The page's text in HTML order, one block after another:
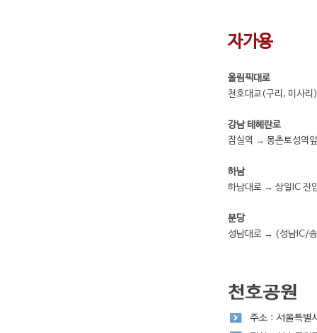
자가용
올림픽대로
천호대교(구리, 미사
강남 테헤란로
잠실역 → 몽촌토성역
하남
하남대로 → 상일IC
분당
성남대로 → (성남IC/